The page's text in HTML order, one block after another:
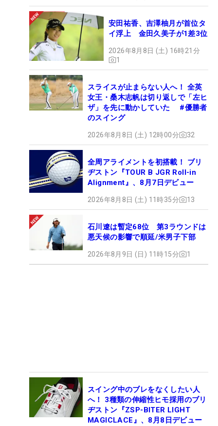
安田祐香、吉澤柚月が首位タ
イ浮上 金田久美子が1差3位
2026年8月8日 (土) 16時21分
1
スライスが止まらない人へ！ 全英
女王・桑木志帆は切り返しで「左ヒ
ザ」を先に動かしていた #優勝者
のスイング
2026年8月8日 (土) 12時00分 32
全周アライメントを初搭載！ ブリ
ヂストン『TOUR B JGR Roll-in
Alignment』、8月7日デビュー
2026年8月8日 (土) 11時35分 13
石川遼は暫定68位 第3ラウンドは
悪天候の影響で順延/米男子下部
2026年8月9日 (日) 11時15分 1
スイング中のブレをなくしたい人
へ！ 3種類の伸縮性ヒモ採用のブリ
ヂストン『ZSP-BITER LIGHT
MAGICLACE』、8月8日デビュー